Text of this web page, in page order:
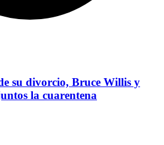
su divorcio, Bruce Willis y
la cuarentena